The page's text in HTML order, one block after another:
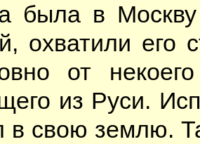
бы­ла в
охва­ти­ли его
от
из Ру­си.
в свою зем­лю.